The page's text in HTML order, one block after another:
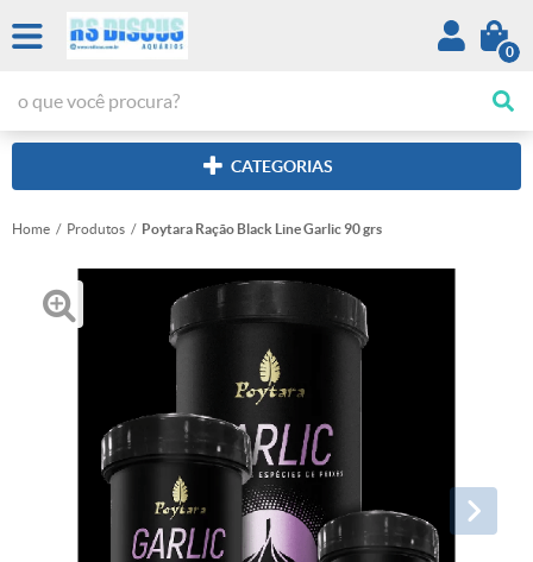
0
CATEGORIAS
Home Produtos Poytara Ração Black Line Garlic 90 grs